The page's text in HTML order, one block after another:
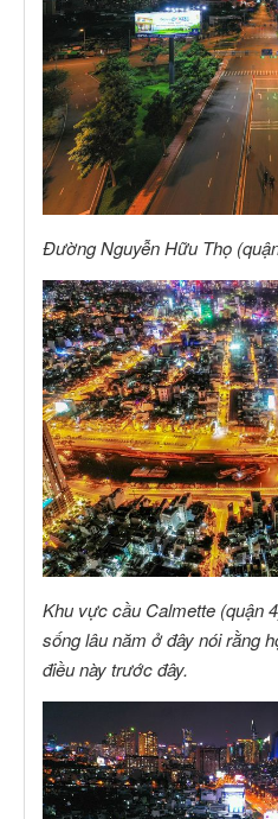
Đường Nguyễn Hữu Thọ
Khu vực cầu Calmette (quận
sống lâu năm ở đây nói rằng
điều này trước đây.